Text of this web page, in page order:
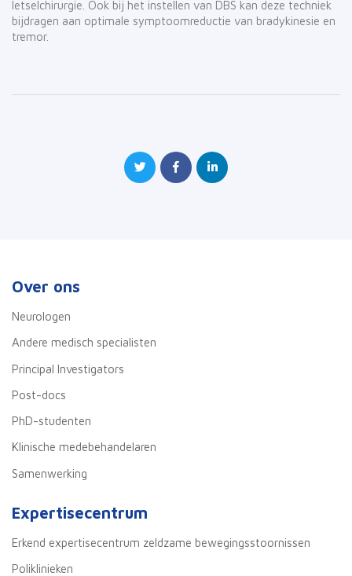
letselchirurgie. Ook bij het instellen van DBS kan deze techniek
bijdragen aan optimale symptoomreductie van bradykinesie en
tremor.
Over ons
Neurologen
Andere medisch specialisten
Principal Investigators
Post-docs
PhD-studenten
Klinische medebehandelaren
Samenwerking
Expertisecentrum
Erkend expertisecentrum zeldzame bewegingsstoornissen
Poliklinieken